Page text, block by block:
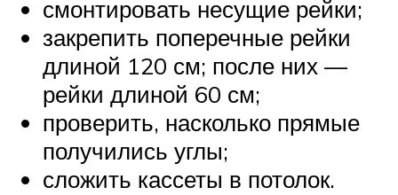
смонтировать несущие рейки;
закрепить поперечные рейки
длиной 120 см; после них —
рейки длиной 60 см;
проверить, насколько прямые
получились углы;
сложить кассеты в потолок.